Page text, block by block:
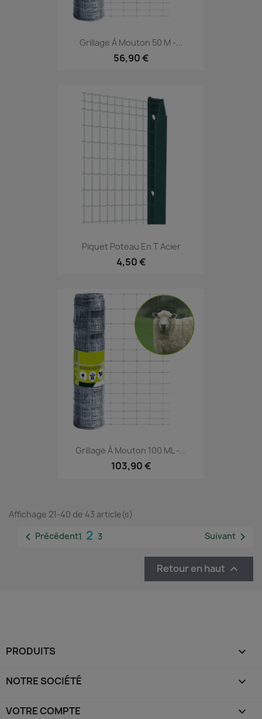
Grillage À Mouton 50 M -...
56,90 €
Piquet Poteau En T Acier
4,50 €
Grillage À Mouton 100 ML -...
103,90 €
Affichage 21-40 de 43 article(s)
 Précédent1 2 3 Suivant 
Retour en haut 
PRODUITS 
NOTRE SOCIÉTÉ 
VOTRE COMPTE 